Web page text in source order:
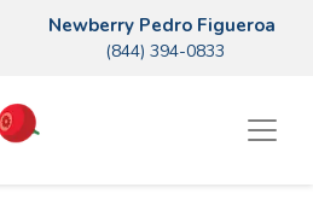
Newberry Pedro Figueroa
(844) 394-0833